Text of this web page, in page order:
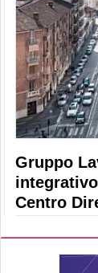
Gruppo
Centro